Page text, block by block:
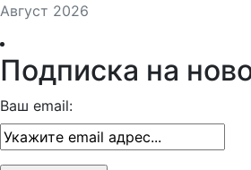
Август 2026
Подписка на
Ваш email: